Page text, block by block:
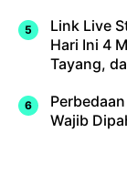
Link Live
Hari Ini 4
Tayang,
Wajib